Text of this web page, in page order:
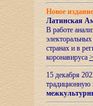
Новое
Латинская
В работе
странах и в
коронавируса
15 декабря